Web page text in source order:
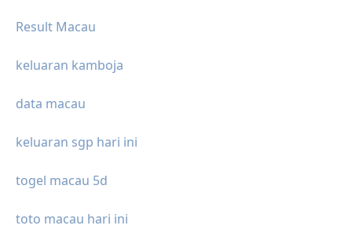
Result Macau
keluaran kamboja
data macau
keluaran sgp hari ini
togel macau 5d
toto macau hari ini